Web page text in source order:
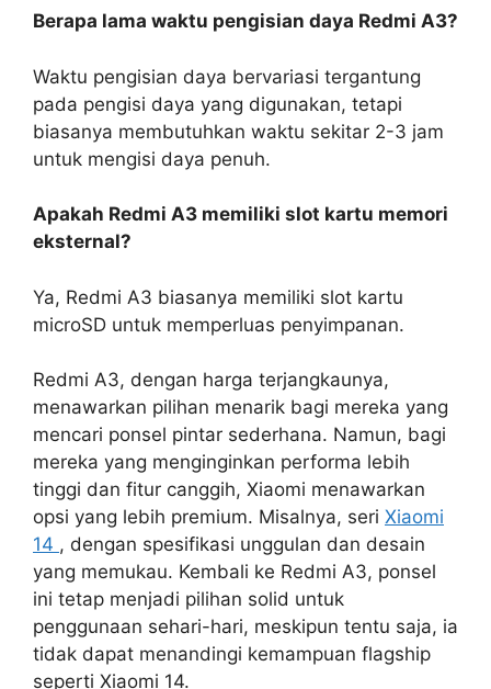
Berapa lama waktu pengisian daya Redmi A3?
Waktu pengisian daya bervariasi tergantung
pada pengisi daya yang digunakan, tetapi
biasanya membutuhkan waktu sekitar 2-3 jam
untuk mengisi daya penuh.
Apakah Redmi A3 memiliki slot kartu memori
eksternal?
Ya, Redmi A3 biasanya memiliki slot kartu
microSD untuk memperluas penyimpanan.
Redmi A3, dengan harga terjangkaunya,
menawarkan pilihan menarik bagi mereka yang
mencari ponsel pintar sederhana. Namun, bagi
mereka yang menginginkan performa lebih
tinggi dan fitur canggih, Xiaomi menawarkan
opsi yang lebih premium. Misalnya, seri Xiaomi
14 , dengan spesifikasi unggulan dan desain
yang memukau. Kembali ke Redmi A3, ponsel
ini tetap menjadi pilihan solid untuk
penggunaan sehari-hari, meskipun tentu saja, ia
tidak dapat menandingi kemampuan flagship
seperti Xiaomi 14.